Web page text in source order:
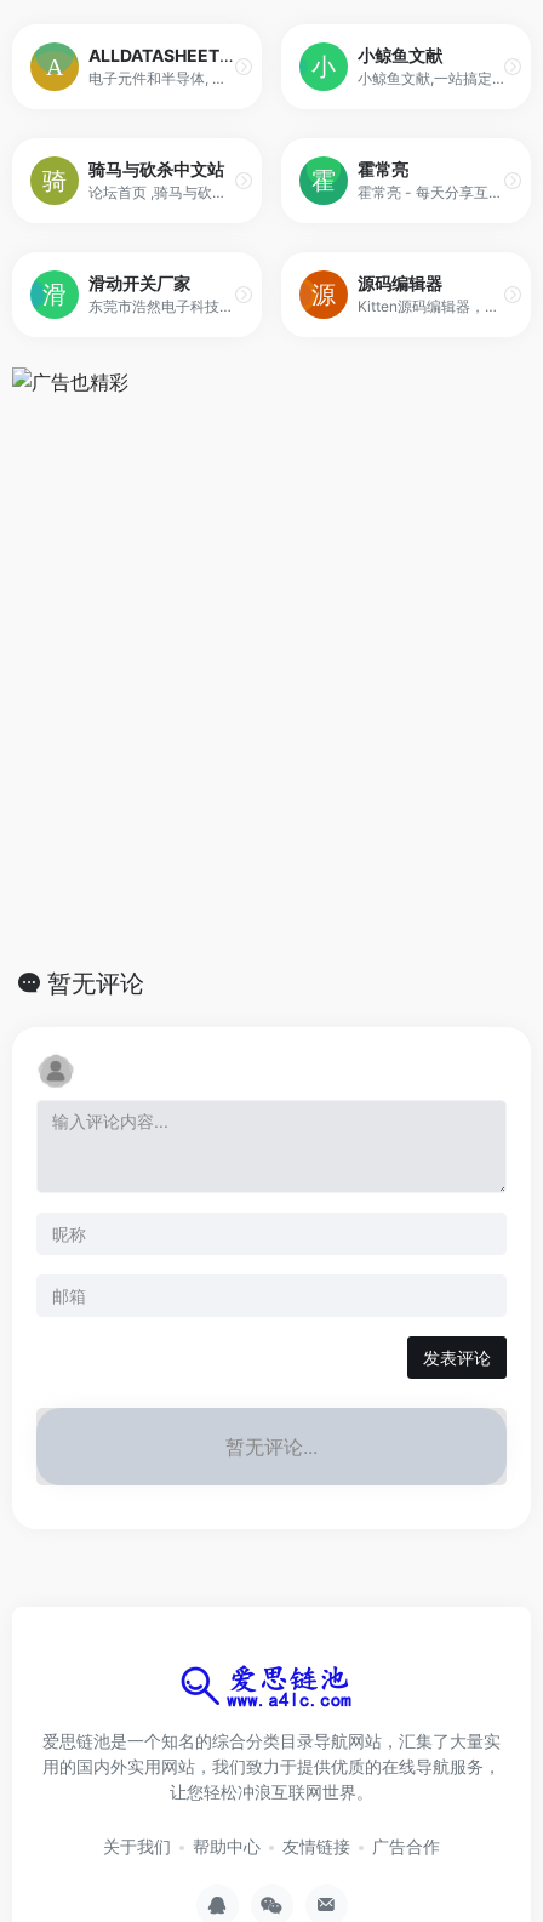
ALLDATASHEETCN.COM
电子元件和半导体, 集成电路, 二极管, 三端双向可控硅 和其他半导体的
小鲸鱼文献
小鲸鱼文献,一站搞定文献下载！
骑马与砍杀中文站
论坛首页 ,骑马与砍杀中文站论坛
霍常亮
霍常亮 - 每天分享互联网创业项目
滑动开关厂家
东莞市浩然电子科技有限公司是一家生产开关厂家,插座厂家,主营:拨动开关,船型开关,滑动开关,轻触开关,DC电源插座等,滑动开关厂家,拨动开关厂家,开关厂家服务热线:0769-86592023/黄先生.
源码编辑器
Kitten源码编辑器，是编程猫公司开发的图形化编程工具，简单易懂地创造属于你的游戏、故事、动画、应用程序...
暂无评论
发表评论
暂无评论...
爱思链池是一个知名的综合分类目录导航网站，汇集了大量实
用的国内外实用网站，我们致力于提供优质的在线导航服务，
让您轻松冲浪互联网世界。
关于我们 帮助中心 友情链接 广告合作